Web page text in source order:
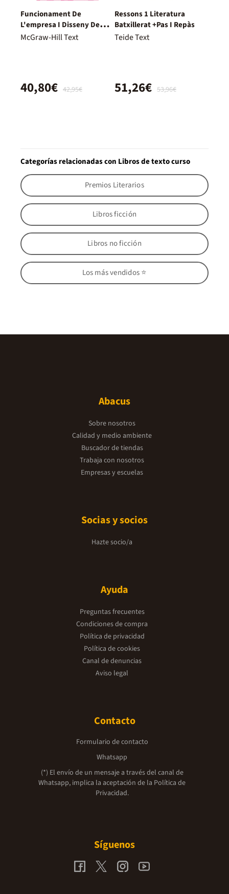
Funcionament De
L'empresa I Disseny De
Models De Negoci. 2º
McGraw-Hill Text
42,95€
40,80€
Ressons 1 Literatura
Batxillerat +Pas I Repàs
Teide Text
53,96€
51,26€
Categorías relacionadas con Libros de texto curso
Premios Literarios
Libros ficción
Libros no ficción
Los más vendidos ⭐
Abacus
Sobre nosotros
Calidad y medio ambiente
Buscador de tiendas
Trabaja con nosotros
Empresas y escuelas
Socias y socios
Hazte socio/a
Ayuda
Preguntas frecuentes
Condiciones de compra
Política de privacidad
Política de cookies
Canal de denuncias
Aviso legal
Contacto
Formulario de contacto
Whatsapp
(*) El envío de un mensaje a través del canal de
Whatsapp, implica la aceptación de la Política de
Privacidad.
Síguenos